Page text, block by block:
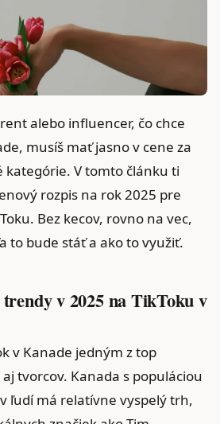
alebo influencer, čo chce
musíš mať jasno v cene za
V tomto článku ti
rozpis na rok 2025 pre
Bez kecov, rovno na vec,
to bude stáť a ako to využiť.
v 2025 na TikToku v
v Kanade jedným z top
tvorcov. Kanada s populáciou
ľudí má relatívne vyspelý trh,